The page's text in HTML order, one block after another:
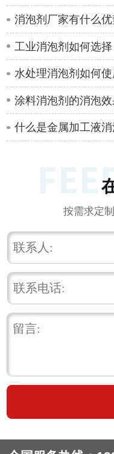
消泡剂厂家有什么
工业消泡剂如何选择
水处理消泡剂如何使
涂料消泡剂的消泡效
什么是金属加工液消
按需求定